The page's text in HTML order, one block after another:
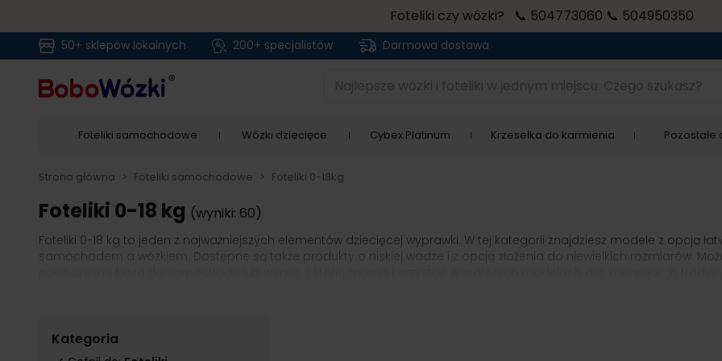
Foteliki czy wózki? 📞 504773060 📞 504950350
50+ sklepów lokalnych 200+ specjalistów Darmowa dostawa
Najlepsze wózki i foteliki w jednym miejscu. Czego szukasz?
Foteliki samochodowe Wózki dziecięce Cybex Platinum Krzesełka do karmienia Pozostałe
Strona główna > Foteliki samochodowe > Foteliki 0-18kg
Foteliki 0-18 kg (wyniki: 60)
Foteliki 0-18 kg to jeden z najważniejszych elementów dziecięcej wyprawki. W tej kategorii znajdziesz modele z opcją
samochodem a wózkiem. Dostępne są także produkty o niskiej wadze i z opcją złożenia do niewielkich rozmiarów.
samochodowy od 0 do 18 kg jest zwykle kompatybilny z kilkoma rodzajami wózków dziecięcych, dzięki czemu
do wózka lub odwrotnie.
Kategoria